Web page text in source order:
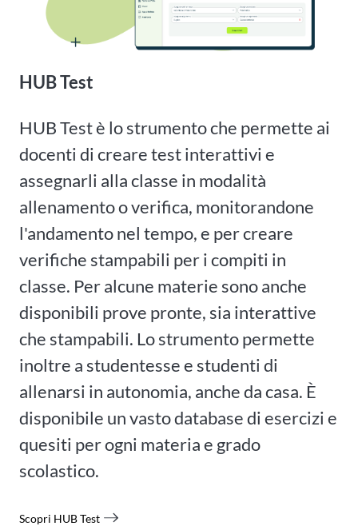
HUB Test
HUB Test è lo strumento che permette ai
docenti di creare test interattivi e
assegnarli alla classe in modalità
allenamento o verifica, monitorandone
l'andamento nel tempo, e per creare
verifiche stampabili per i compiti in
classe. Per alcune materie sono anche
disponibili prove pronte, sia interattive
che stampabili. Lo strumento permette
inoltre a studentesse e studenti di
allenarsi in autonomia, anche da casa. È
disponibile un vasto database di esercizi e
quesiti per ogni materia e grado
scolastico.
Scopri HUB Test